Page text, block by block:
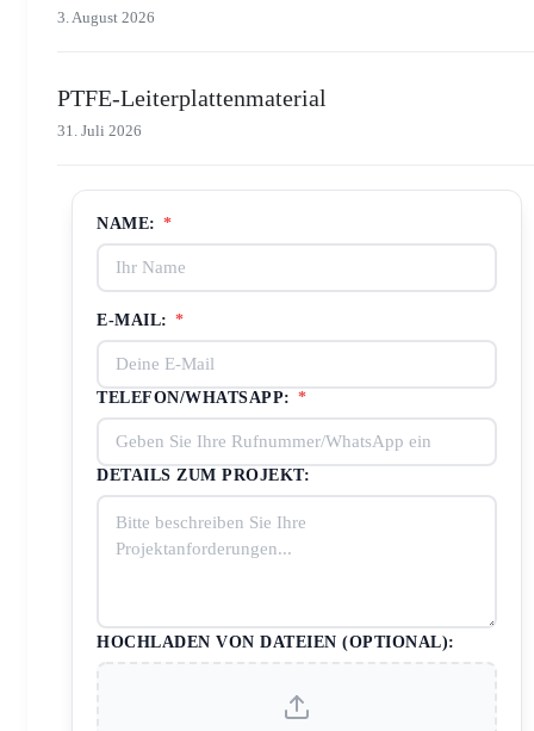
3. August 2026
PTFE-Leiterplattenmaterial
31. Juli 2026
NAME: *
E-MAIL: *
TELEFON/WHATSAPP: *
DETAILS ZUM PROJEKT:
HOCHLADEN VON DATEIEN (OPTIONAL):